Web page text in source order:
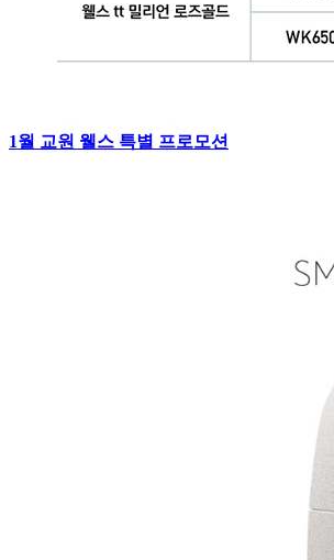
1월 교원 웰스 특별 프로모션